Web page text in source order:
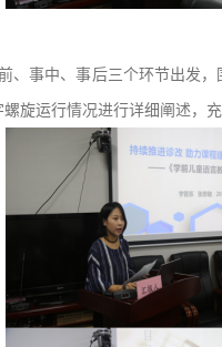
、事中、事后三个环节出发
旋运行情况进行详细阐述，